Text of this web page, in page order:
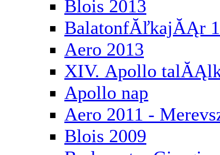
Blois 2013
BalatonfĂľkajĂĄr
Aero 2013
XIV. Apollo
Apollo nap
Aero 2011 -
Blois 2009